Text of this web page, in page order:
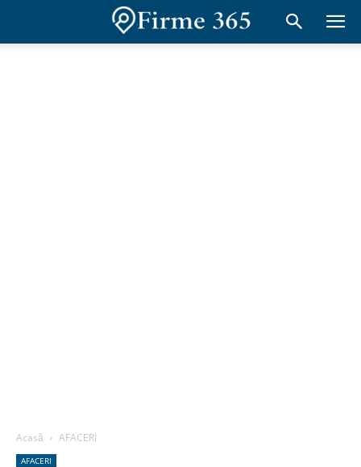
Acasă AFACERI
AFACERI